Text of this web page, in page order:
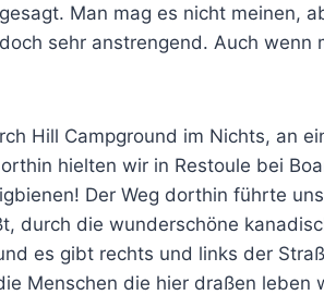
Man mag es nicht meinen,
sehr anstrengend. Auch wenn
Hill Campground im Nichts, an
hielten wir in Restoule bei
Der Weg dorthin führte
durch die wunderschöne
es gibt rechts und links der
Menschen die hier draßen leben